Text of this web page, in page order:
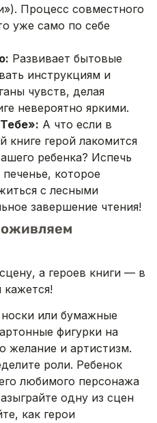
Процесс совместного
уже само по себе
Развивает бытовые
инструкциям и
чувств, делая
невероятно яркими.
А что если в
книге герой лакомится
ребенка? Испечь
которое
с лесными
завершение чтения!
а героев книги — в
или бумажные
фигурки на
желание и артистизм.
роли. Ребенок
любимого персонажа
одну из сцен
как герои